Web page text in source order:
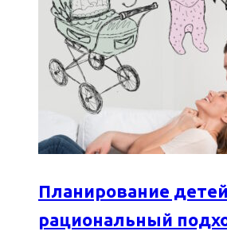
Планирование
рациональный